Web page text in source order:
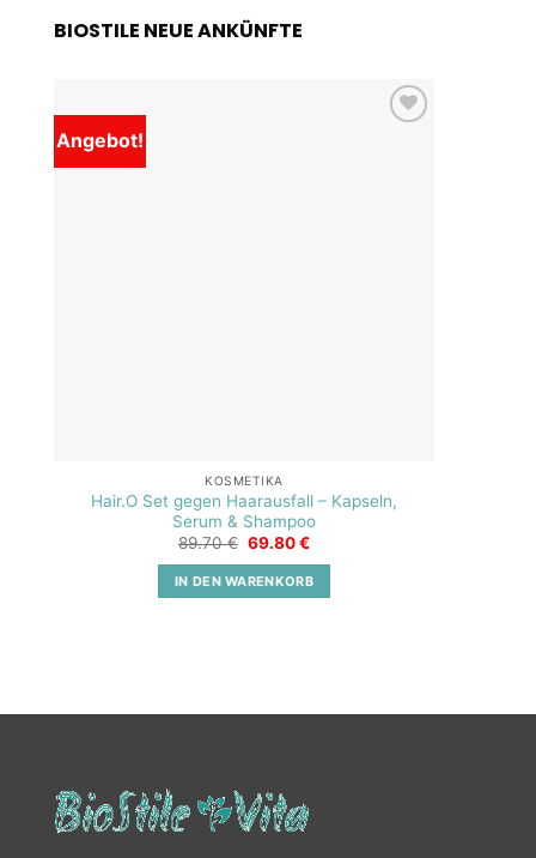
BIOSTILE NEUE ANKÜNFTE
Angebot!
KOSMETIKA
Hair.O Set gegen Haarausfall – Kapseln,
Serum & Shampoo
89.70€ Ursprünglicher
war:
89.70 €
69.80€Aktueller
ist:
69.80 €.
IN DEN WARENKORB